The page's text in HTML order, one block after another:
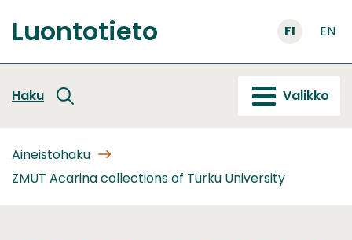
sisältöön
Etusivu
Luontotieto FI EN
Haku Valikko
Aineistohaku
ZMUT Acarina collections of Turku University